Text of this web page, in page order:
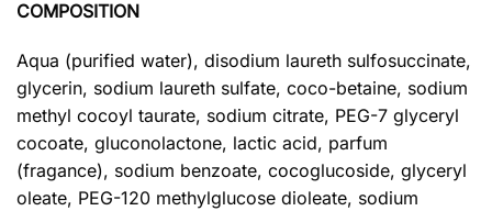
COMPOSITION
Aqua (purified water), disodium laureth sulfosuccinate,
glycerin, sodium laureth sulfate, coco-betaine, sodium
methyl cocoyl taurate, sodium citrate, PEG-7 glyceryl
cocoate, gluconolactone, lactic acid, parfum
(fragance), sodium benzoate, cocoglucoside, glyceryl
oleate, PEG-120 methylglucose dioleate, sodium